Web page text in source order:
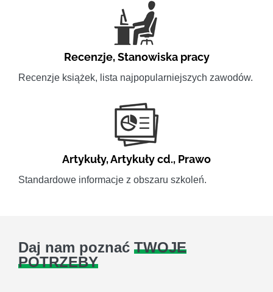
Recenzje,Stanowiska pracy
Recenzje książek, lista najpopularniejszych zawodów.
Artykuły,Artykuły cd., Prawo
Standardowe informacje z obszaru szkoleń.
Daj nam poznać TWOJE
POTRZEBY